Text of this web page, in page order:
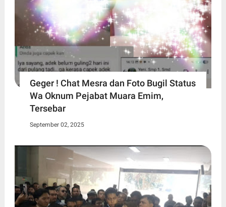
Geger ! Chat Mesra dan Foto Bugil Status
Wa Oknum Pejabat Muara Emim,
Tersebar
September 02, 2025